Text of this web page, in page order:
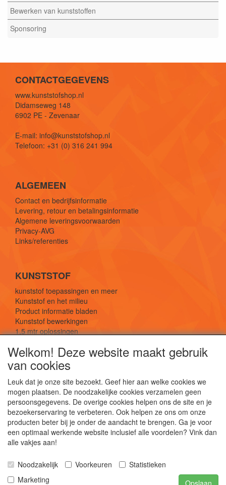
Bewerken van kunststoffen
Sponsoring
CONTACTGEGEVENS
www.kunststofshop.nl
Didamseweg 148
6902 PE - Zevenaar
E-mail: info@kunststofshop.nl
Telefoon: +31 (0) 316 241 994
ALGEMEEN
Contact en bedrijfsinformatie
Levering, retour en betalingsinformatie
Algemene leveringsvoorwaarden
Privacy-AVG
Links/referenties
KUNSTSTOF
kunststof toepassingen en meer
Kunststof en het milieu
Product informatie bladen
Kunststof bewerkingen
1,5 mtr oplossingen
SOCIALE MEDIA
De webshop voor kunststof platen, folies, buizen
duurzame oplossingen.
Welkom! Deze website maakt gebruik
van cookies
Leuk dat je onze site bezoekt. Geef hier aan welke cookies we
mogen plaatsen. De noodzakelijke cookies verzamelen geen
persoonsgegevens. De overige cookies helpen ons de site en je
bezoekerservaring te verbeteren. Ook helpen ze ons om onze
producten beter bij je onder de aandacht te brengen. Ga je voor
een optimaal werkende website inclusief alle voordelen? Vink dan
alle vakjes aan!
Noodzakelijk Voorkeuren
Statistieken
Marketing
Opslaan